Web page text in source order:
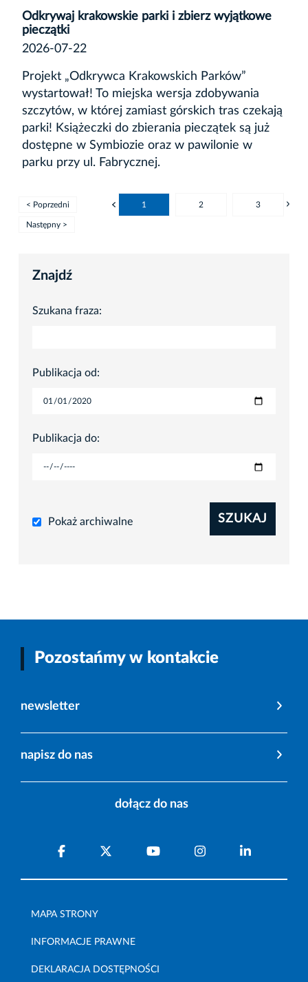
Odkrywaj krakowskie parki i zbierz wyjątkowe
pieczątki
2026-07-22
Projekt „Odkrywca Krakowskich Parków”
wystartował! To miejska wersja zdobywania
szczytów, w której zamiast górskich tras czekają
parki! Książeczki do zbierania pieczątek są już
dostępne w Symbiozie oraz w pawilonie w
parku przy ul. Fabrycznej.
< Poprzedni 1 2 3
Następny >
Znajdź
Szukana fraza:
Publikacja od:
Publikacja do:
Pokaż archiwalne SZUKAJ
Pozostańmy w kontakcie
newsletter
napisz do nas
dołącz do nas
MAPA STRONY
INFORMACJE PRAWNE
DEKLARACJA DOSTĘPNOŚCI